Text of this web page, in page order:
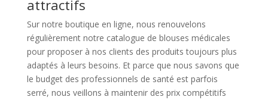
attractifs
Sur notre boutique en ligne, nous renouvelons
régulièrement notre catalogue de blouses médicales
pour proposer à nos clients des produits toujours plus
adaptés à leurs besoins. Et parce que nous savons que
le budget des professionnels de santé est parfois
serré, nous veillons à maintenir des prix compétitifs